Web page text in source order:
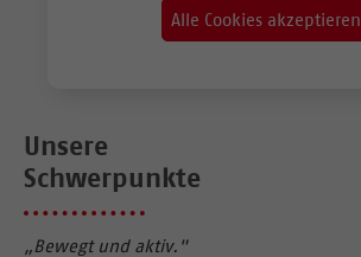
Alle Cookies akzeptieren
Unsere
Schwerpunkte
„Bewegt und aktiv."